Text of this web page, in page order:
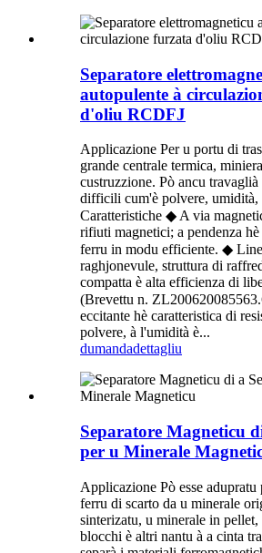
Separatore
autopulente à
d'oliu RCDFJ
Applicazione Per u portu di
grande centrale termica,
custruzzione. Pò ancu
difficili cum'è polvere, umidità,
Caratteristiche ◆ A via
rifiuti magnetici; a pendenza
ferru in modu efficiente. ◆
raghjonevule, struttura di
compatta è alta efficienza di
(Brevettu n.
eccitante hè caratteristica di
polvere, à l'umidità è...
dumandadettagliu
Separatore Magneticu
per u Minerale
Applicazione Pò esse adupratu
ferru di scarto da u minerale
sinterizatu, u minerale in
blocchi è altri nantu à a cinta